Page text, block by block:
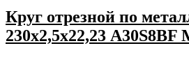
Круг отрезной по
230х2,5х22,23 A30S8BF